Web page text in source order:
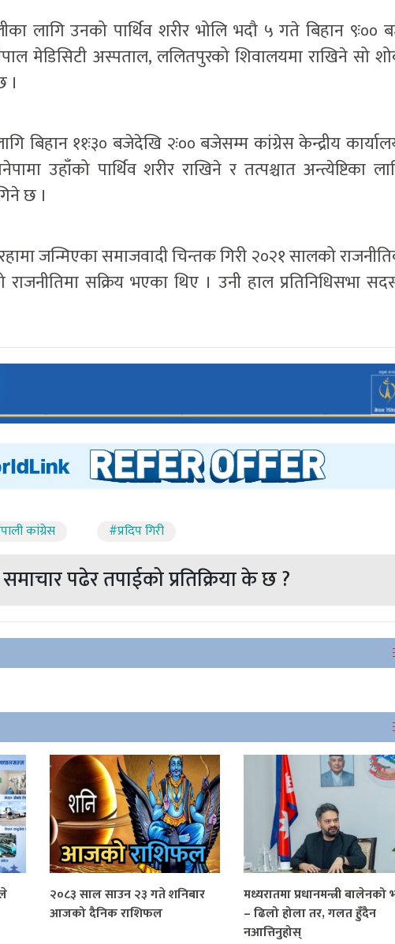
लागि उनको पार्थिव शरीर भोलि भदौ ५ गते बिहान ९ः००
मेडिसिटी अस्पताल, ललितपुरको शिवालयमा राखिने सो
।
बिहान ११ः३० बजेदेखि २ः०० बजेसम्म कांग्रेस केन्द्रीय
उहाँको पार्थिव शरीर राखिने र तत्पश्चात अन्त्येष्टिका
छ ।
जन्मिएका समाजवादी चिन्तक गिरी २०२१ सालको
राजनीतिमा सक्रिय भएका थिए । उनी हाल प्रतिनिधिसभा
कांग्रेस #प्रदिप गिरी
पढेर तपाईको प्रतिक्रिया के छ ?
२०८३ साल साउन २३ गते शनिबार
आजको दैनिक राशिफल
मध्यरातमा प्रधानमन्त्री बालेनको
– ढिलो होला तर, गलत हुँदैन
नआत्तिनुहोस्